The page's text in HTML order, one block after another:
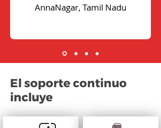
AnnaNagar, Tamil Nadu
El soporte continuo
incluye